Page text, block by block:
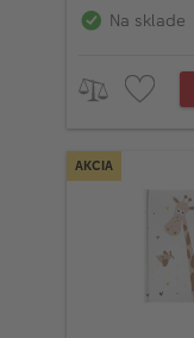
Na sklade
AKCIA